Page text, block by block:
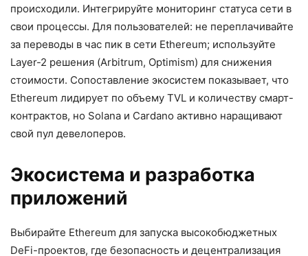
происходили. Интегрируйте мониторинг статуса сети в
свои процессы. Для пользователей: не переплачивайте
за переводы в час пик в сети Ethereum; используйте
Layer-2 решения (Arbitrum, Optimism) для снижения
стоимости. Сопоставление экосистем показывает, что
Ethereum лидирует по объему TVL и количеству смарт-
контрактов, но Solana и Cardano активно наращивают
свой пул девелоперов.
Экосистема и разработка
приложений
Выбирайте Ethereum для запуска высокобюджетных
DeFi-проектов, где безопасность и децентрализация